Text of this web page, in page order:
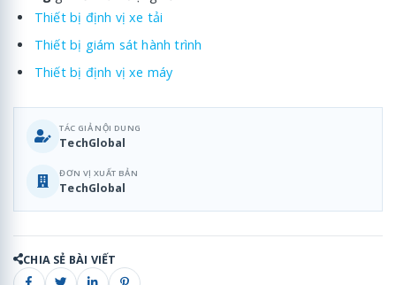
Thiết bị định vị xe tải
Thiết bị giám sát hành trình
Thiết bị định vị xe máy
TÁC GIẢ NỘI DUNG
TechGlobal
ĐƠN VỊ XUẤT BẢN
TechGlobal
CHIA SẺ BÀI VIẾT